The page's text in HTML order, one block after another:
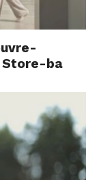
Store-ba